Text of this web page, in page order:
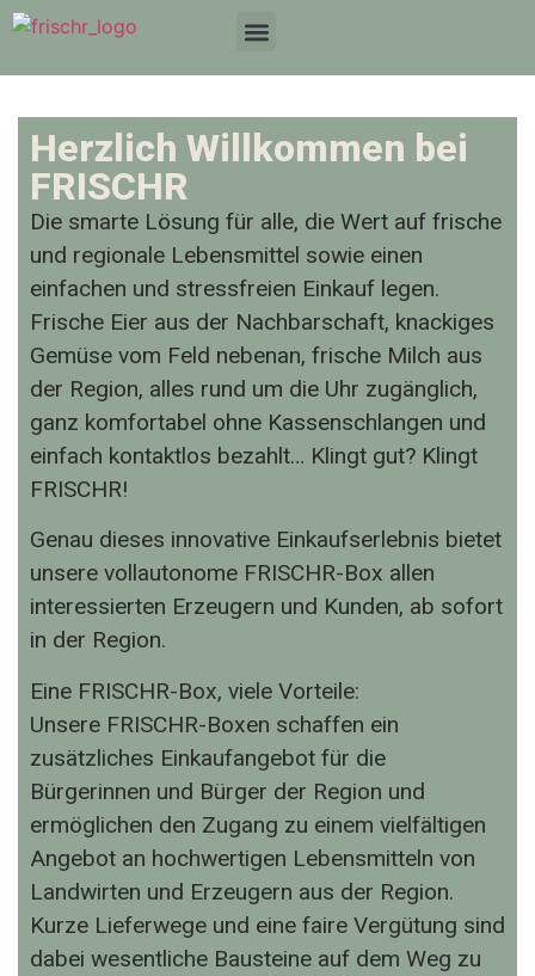
Herzlich Willkommen bei
FRISCHR
Die smarte Lösung für alle, die Wert auf frische
und regionale Lebensmittel sowie einen
einfachen und stressfreien Einkauf legen.
Frische Eier aus der Nachbarschaft, knackiges
Gemüse vom Feld nebenan, frische Milch aus
der Region, alles rund um die Uhr zugänglich,
ganz komfortabel ohne Kassenschlangen und
einfach kontaktlos bezahlt… Klingt gut? Klingt
FRISCHR!
Genau dieses innovative Einkaufserlebnis bietet
unsere vollautonome FRISCHR-Box allen
interessierten Erzeugern und Kunden, ab sofort
in der Region.
Eine FRISCHR-Box, viele Vorteile:
Unsere FRISCHR-Boxen schaffen ein
zusätzliches Einkaufangebot für die
Bürgerinnen und Bürger der Region und
ermöglichen den Zugang zu einem vielfältigen
Angebot an hochwertigen Lebensmitteln von
Landwirten und Erzeugern aus der Region.
Kurze Lieferwege und eine faire Vergütung sind
dabei wesentliche Bausteine auf dem Weg zu